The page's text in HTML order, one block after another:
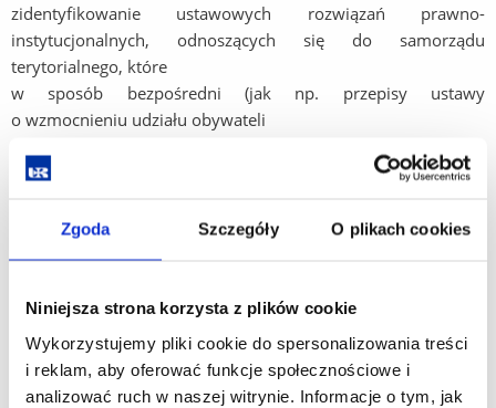
Zgoda Szczegóły O plikach cookies
Niniejsza strona korzysta z plików cookie
Wykorzystujemy pliki cookie do spersonalizowania treści
i reklam, aby oferować funkcje społecznościowe i
analizować ruch w naszej witrynie. Informacje o tym, jak
zidentyfikowanie ustawowych rozwiązań prawno-
instytucjonalnych, odnoszących się do samorządu
terytorialnego, które
w sposób bezpośredni (jak np. przepisy ustawy
o wzmocnieniu udziału obywateli
niektórych organów publicznych z 2018 r.) lub pośredni
wykonawczych jednostek samorządu terytorialnego przez
rozwiązania są wykorzystywane w praktyce; c) określenie, czy
narzucane odgórnie rozwiązania znajdują rezonans
w społecznościach lokalnych i regionalnych i czy sprzyjają
angażowaniu się mieszkańców w życie publiczne.